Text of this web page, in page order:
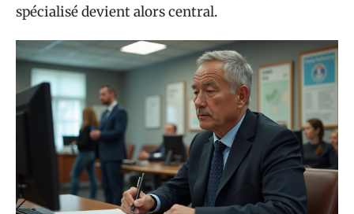
spécialisé devient alors central.